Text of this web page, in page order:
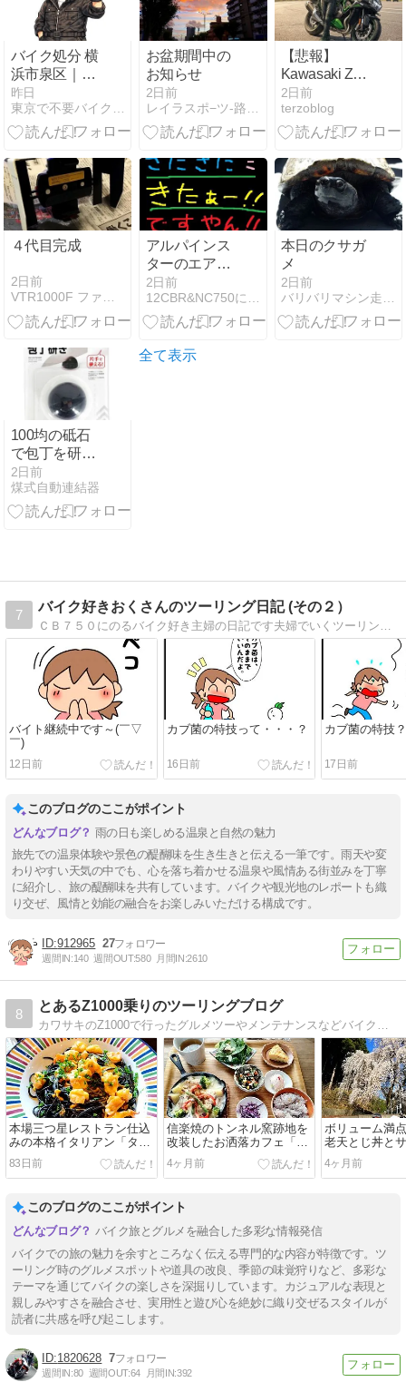
バイク処分 横
浜市泉区｜原
付・スクータ
ー即回収【バ
イク回収ホン
８年版
昨日
東京で不要バイク処分はＢＵＭアズウイング
お盆期間中の
お知らせ
2日前
レイラスポ−ツ-路の途中
【悲報】
Kawasaki Z
H2 SE・晴れ
の日の慣らし
運転なのにト
イクが泥だら
けになりかな
り萎えた！
2日前
terzoblog
４代目完成
2日前
VTR1000F ファイアーストーム 日記帳
アルパインス
ターのエアバ
ッグ様？です
やん！
2日前
12CBR&NC750にお乗り？の山下店長ブログ
本日のクサガ
メ
2日前
バリバリマシン走り屋系！Ｔｅａｍ ＨＥＡＴ ＵＰ！
100均の砥石
で包丁を研い
だら、逆に切
れ味が落ち
た。
2日前
煤式自動連結器
全て表示
7
バイク好きおくさんのツーリング日記 (その２）
ＣＢ７５０にのるバイク好き主婦の日記です夫婦でいくツーリングや日常のバイクネタを中心に書いてます
バイト継続中です～(￣▽
￣)
12日前
カブ菌の特技って・・・？
16日前
カブ菌の特技？
17日前
このブログのここがポイント
雨の日も楽しめる温泉と自然の魅力
旅先での温泉体験や景色の醍醐味を生き生きと伝える一筆です。雨天や変
わりやすい天気の中でも、心を落ち着かせる温泉や風情ある街並みを丁寧
に紹介し、旅の醍醐味を共有しています。バイクや観光地のレポートも織
り交ぜ、風情と効能の融合をお楽しみいただける構成です。
912965 27
週間IN:140 週間OUT:580 月間IN:2610
8
とあるZ1000乗りのツーリングブログ
本場三つ星レストラン仕込
みの本格イタリアン「タツ
ヒロ・能勢」ランチツーリ
ングin大阪府能勢町
83日前
信楽焼のトンネル窯跡地を
改装したお洒落カフェ「か
まーとの森」ランチツーリ
ングin滋賀県甲賀市
4ヶ月前
ボリューム満
老天とじ丼と
花見ツーリン
浜町
4ヶ月前
このブログのここがポイント
バイク旅とグルメを融合した多彩な情報発信
バイクでの旅の魅力を余すところなく伝える専門的な内容が特徴です。ツ
ーリング時のグルメスポットや道具の改良、季節の味覚狩りなど、多彩な
テーマを通じてバイクの楽しさを深掘りしています。カジュアルな表現と
親しみやすさを融合させ、実用性と遊び心を絶妙に織り交ぜるスタイルが
読者に共感を呼び起こします。
1820628 7
週間IN:80 週間OUT:64 月間IN:392